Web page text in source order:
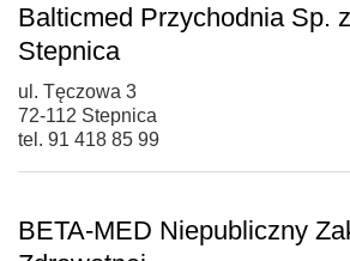
Balticmed Przychodnia Sp.
Stepnica
ul. Tęczowa 3
72-112 Stepnica
tel. 91 418 85 99
BETA-MED Niepubliczny